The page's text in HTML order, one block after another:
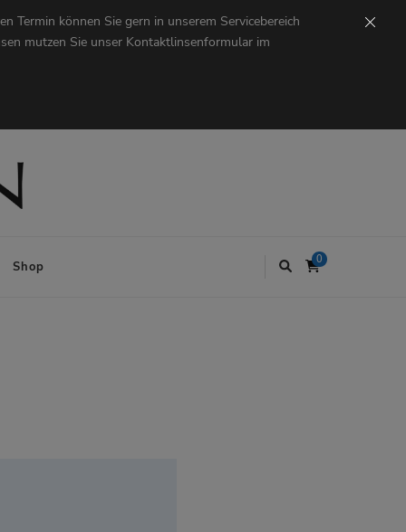
Termin können Sie gern in unserem Servicebereich
mutzen Sie unser Kontaktlinsenformular im
Shop 0